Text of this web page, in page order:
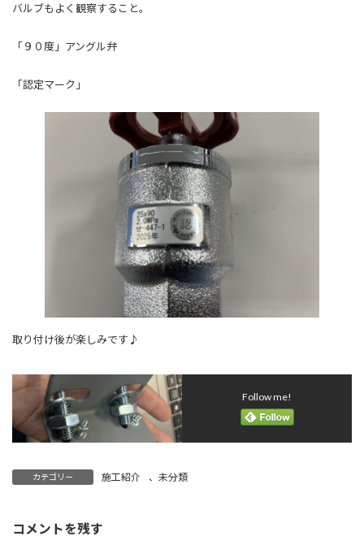
バルブもよく観察すること。
「９０度」アングル弁
「認定マーク」
取り付け後が楽しみです♪
Follow me!
カテゴリー 施工紹介 、 未分類
コメントを残す